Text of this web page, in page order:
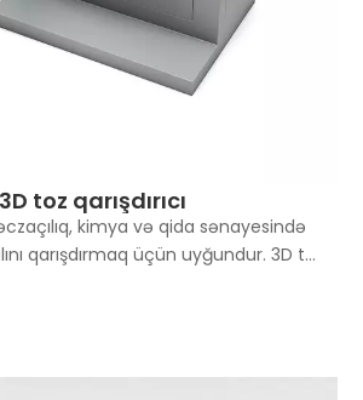
toz qarışdırıcı digər güc qarışdırıcıları
qədər uzundur və əsasən
sürətləndirmək üçün heç bir
etməməsi ilə əlaqədardır.
3D toz qarışdırıcı
kimya və qida sənayesində
qarışdırmaq üçün uyğundur. 3D toz
və tez qarışdırmaq üçün istifadə
3D toz qarışdırma maşınının iş